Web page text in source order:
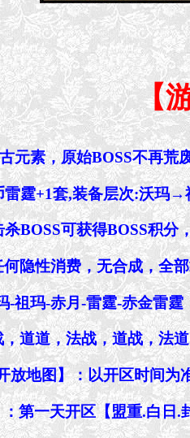
【
元素，原始BOSS不再
雷霆+1套,装备层次:沃
BOSS可获得BOSS积
隐性消费，无合成，全
-祖玛-赤月-雷霆-赤金雷
道道，法战，道战，法
放地图】：以开区时间为
第一天开区【盟重.白日.